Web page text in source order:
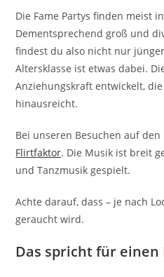
Die Fame Partys finden meist
Dementsprechend groß und
findest du also nicht nur
Altersklasse ist etwas dabei.
Anziehungskraft entwickelt,
hinausreicht.
Bei unseren Besuchen auf
Flirtfaktor. Die Musik ist breit
und Tanzmusik gespielt.
Achte darauf, dass – je nach
geraucht wird.
Das spricht für einen